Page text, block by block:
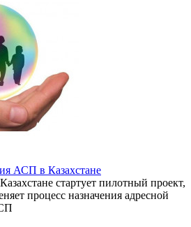
АСП в Казахстане
стартует пилотный проект,
процесс назначения адресной